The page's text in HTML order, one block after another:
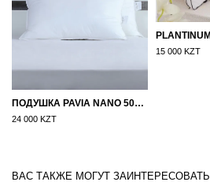
ПОДУШКА PAVIA NANO 50X70
24 000 KZT
15 000 KZT
ВАС ТАКЖЕ МОГУТ ЗАИНТЕРЕСОВАТЬ